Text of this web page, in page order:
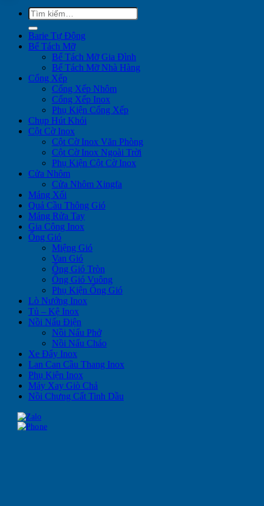
Tìm
kiếm:
Barie Tự Động
Bể Tách Mỡ
Bể Tách Mỡ Gia Đình
Bể Tách Mỡ Nhà Hàng
Cổng Xếp
Cổng Xếp Nhôm
Cổng Xếp Inox
Phụ Kiện Cổng Xếp
Chụp Hút Khói
Cột Cờ Inox
Cột Cờ Inox Văn Phòng
Cột Cờ Inox Ngoài Trời
Phụ Kiện Cột Cờ Inox
Cửa Nhôm
Cửa Nhôm Xingfa
Máng Xối
Quả Cầu Thông Gió
Máng Rửa Tay
Gia Công Inox
Ống Gió
Miệng Gió
Van Gió
Ống Gió Tròn
Ống Gió Vuông
Phụ Kiện Ống Gió
Lò Nướng Inox
Tủ – Kệ Inox
Nồi Nấu Điện
Nồi Nấu Phở
Nồi Nấu Cháo
Xe Đẩy Inox
Lan Can Cầu Thang Inox
Phụ Kiện Inox
Máy Xay Giò Chả
Nồi Chưng Cất Tinh Dầu